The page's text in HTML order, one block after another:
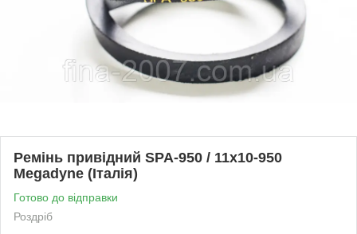
Ремінь привідний SPA-950 / 11x10-950
Megadyne (Італія)
Готово до відправки
Роздріб